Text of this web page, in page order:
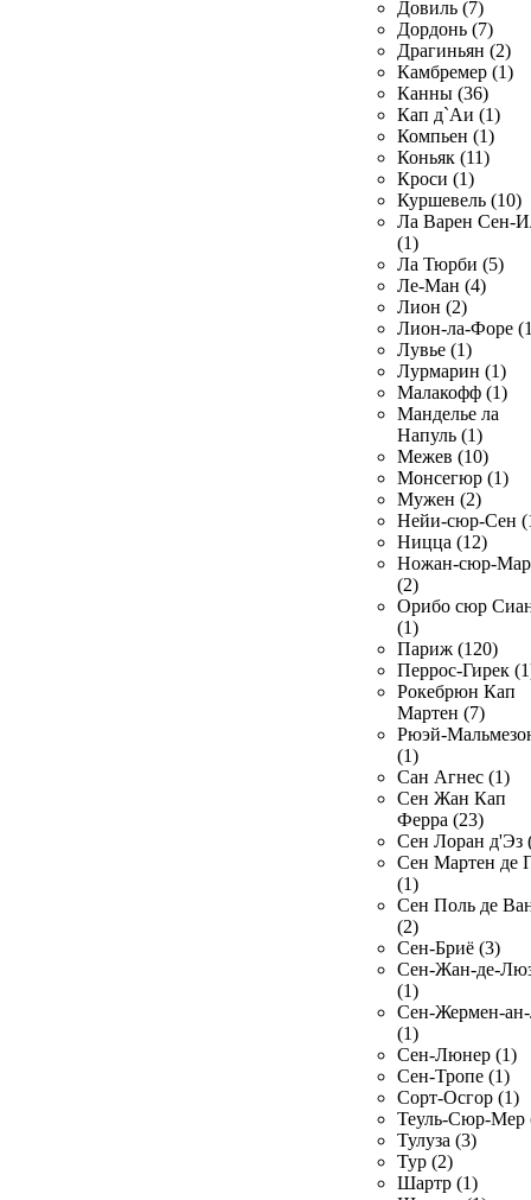
Довиль (7)
Дордонь (7)
Драгиньян (2)
Камбремер (1)
Канны (36)
Кап д`Аи (1)
Компьен (1)
Коньяк (11)
Кроси (1)
Куршевель (10)
Ла Варен Сен-
(1)
Ла Тюрби (5)
Ле-Ман (4)
Лион (2)
Лион-ла-Форе
Лувье (1)
Лурмарин (1)
Малакофф (1)
Манделье ла
Напуль (1)
Межев (10)
Монсегюр (1)
Мужен (2)
Нейи-сюр-Сен
Ницца (12)
Ножан-сюр-
(2)
Орибо сюр
(1)
Париж (120)
Перрос-Гирек
Рокебрюн Кап
Мартен (7)
Рюэй-
(1)
Сан Агнес (1)
Сен Жан Кап
Ферра (23)
Сен Лоран д'Эз
Сен Мартен де
(1)
Сен Поль де
(2)
Сен-Бриё (3)
Сен-Жан-де-
(1)
Сен-Жермен-
(1)
Сен-Люнер (1)
Сен-Тропе (1)
Сорт-Осгор (1)
Теуль-Сюр-Мер
Тулуза (3)
Тур (2)
Шартр (1)